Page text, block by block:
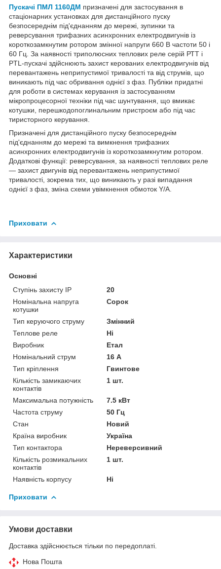
Пускачі ПМЛ 1160ДМ призначені для застосування в
стаціонарних установках для дистанційного пуску
безпосереднім під'єднанням до мережі, зупинки та
реверсування трифазних асинхронних електродвигунів із
короткозамкнутим ротором змінної напруги 660 В частоти 50 і
60 Гц. За наявності триполюсних теплових реле серій РТТ і
PTL-пускачі здійснюють захист керованих електродвигунів від
перевантажень неприпустимої тривалості та від струмів, що
виникають під час обривання однієї з фаз. Публіки придатні
для роботи в системах керування із застосуванням
мікропроцесорної техніки під час шунтування, що вмикає
котушки, перешкодопоглинальним пристроєм або під час
тиристорного керування.
Призначені для дистанційного пуску безпосереднім
під'єднанням до мережі та вимкнення трифазних
асинхронних електродвигунів із короткозамкнутим ротором.
Додаткові функції: реверсування, за наявності теплових реле
— захист двигунів від перевантажень неприпустимої
тривалості, зокрема тих, що виникають у разі випадання
однієї з фаз, зміна схеми увімкнення обмоток Y/A.
Приховати
Характеристики
Основні
Ступінь захисту IP
20
Номінальна напруга
котушки
Сорок
Тип керуючого струму
Змінний
Теплове реле
Ні
Виробник
Етал
Номінальний струм
16 А
Тип кріплення
Гвинтове
Кількість замикаючих
контактів
1 шт.
Максимальна потужність
7.5 кВт
Частота струму
50 Гц
Стан
Новий
Країна виробник
Україна
Тип контактора
Нереверсивний
Кількість розмикальних
контактів
1 шт.
Наявність корпусу Ні
Приховати
Умови доставки
Доставка здійснюється тільки по передоплаті.
Нова Пошта